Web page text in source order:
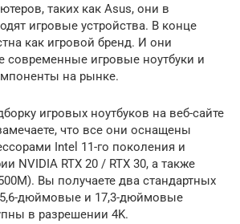
таких как Asus, они в
игровые устройства. В конце
как игровой бренд. И они
современные игровые ноутбуки и
на рынке.
игровых ноутбуков на веб-сайте
что все они оснащены
Intel 11-го поколения и
NVIDIA RTX 20 / RTX 30, а также
Вы получаете два стандартных
дюймовые и 17,3-дюймовые
в разрешении 4K.